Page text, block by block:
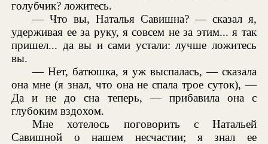
голубчик? ложитесь.
— Что вы, Наталья Савишна? — сказал я,
удерживая ее за руку, я совсем не за этим... я так
пришел... да вы и сами устали: лучше ложитесь
вы.
— Нет, батюшка, я уж выспалась, — сказала
она мне (я знал, что она не спала трое суток), —
Да и не до сна теперь, — прибавила она с
глубоким вздохом.
Мне хотелось поговорить с Натальей
Савишной о нашем несчастии; я знал ее